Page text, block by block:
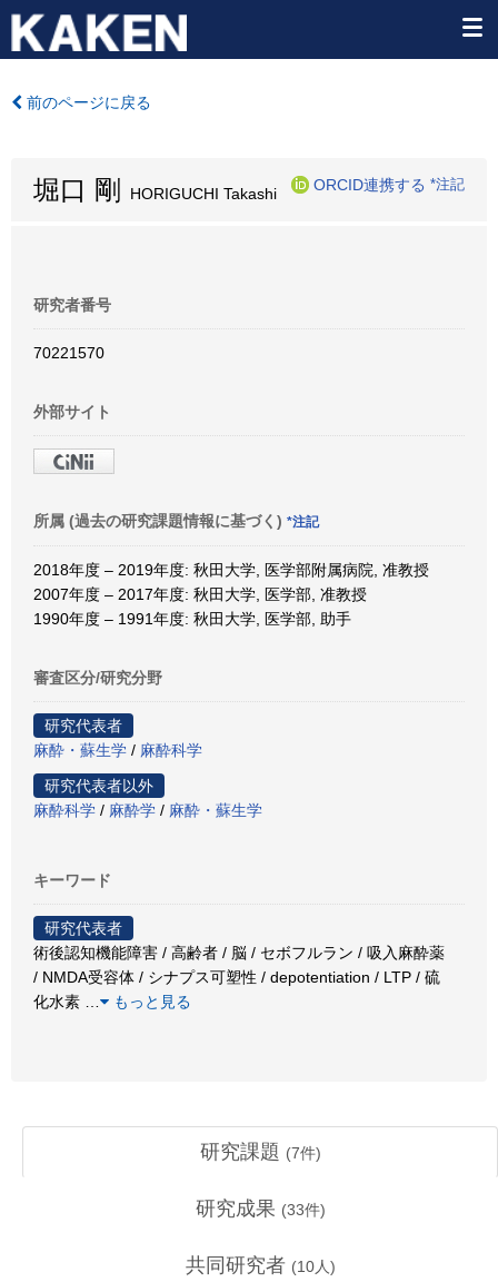
前のページに戻る
堀口 剛 HORIGUCHI Takashi
ORCID連携する *注記
研究者番号
70221570
外部サイト
所属 (過去の研究課題情報に基づく) *注記
2018年度 – 2019年度: 秋田大学, 医学部附属病院, 准教授
2007年度 – 2017年度: 秋田大学, 医学部, 准教授
1990年度 – 1991年度: 秋田大学, 医学部, 助手
審査区分/研究分野
研究代表者
麻酔・蘇生学 / 麻酔科学
研究代表者以外
麻酔科学 / 麻酔学 / 麻酔・蘇生学
キーワード
研究代表者
術後認知機能障害 / 高齢者 / 脳 / セボフルラン / 吸入麻酔薬
/ NMDA受容体 / シナプス可塑性 / depotentiation / LTP / 硫
化水素
もっと見る
研究課題 (7件)
研究成果 (33件)
共同研究者 (10人)